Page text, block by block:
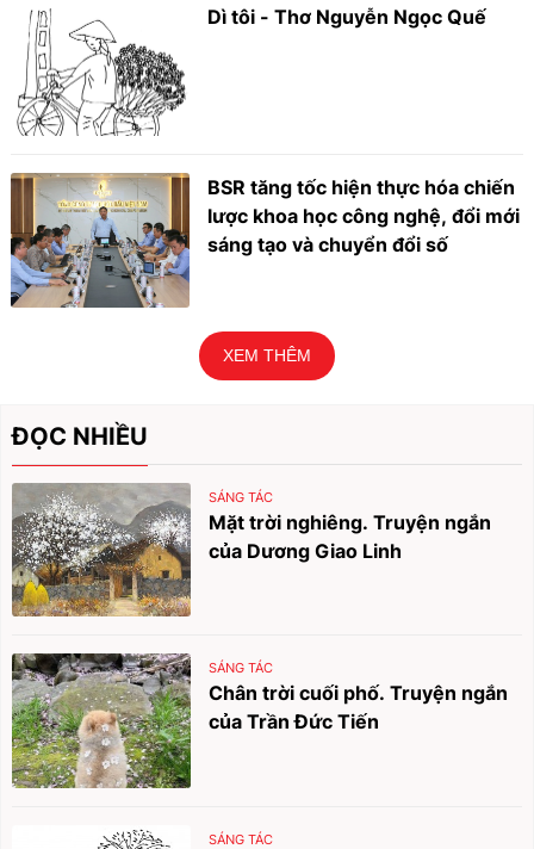
Dì tôi - Thơ Nguyễn Ngọc Quế
BSR tăng tốc hiện thực hóa chiến
lược khoa học công nghệ, đổi mới
sáng tạo và chuyển đổi số
XEM THÊM
ĐỌC NHIỀU
SÁNG TÁC
Mặt trời nghiêng. Truyện ngắn
của Dương Giao Linh
SÁNG TÁC
Chân trời cuối phố. Truyện ngắn
của Trần Đức Tiến
SÁNG TÁC